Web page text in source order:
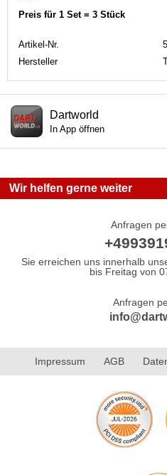
Preis für 1 Set = 3 Stück
Artikel-Nr.
Hersteller
Dartworld
In App öffnen
Wir helfen gerne weiter
Anfragen
Sie erreichen uns innerhalb
bis Freitag von
Anfragen
Impressum AGB